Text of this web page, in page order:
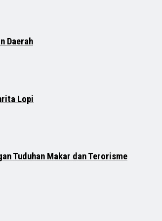
Daerah
Lopi
Tuduhan Makar dan Terorisme